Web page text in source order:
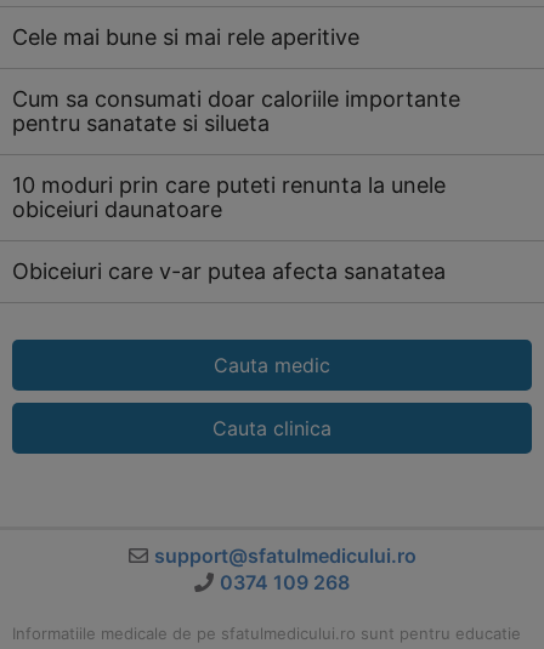
Cele mai bune si mai rele aperitive
Cum sa consumati doar caloriile importante
pentru sanatate si silueta
10 moduri prin care puteti renunta la unele
obiceiuri daunatoare
Obiceiuri care v-ar putea afecta sanatatea
Cauta medic
Cauta clinica
support@sfatulmedicului.ro
0374 109 268
Informatiile medicale de pe sfatulmedicului.ro sunt pentru educatie